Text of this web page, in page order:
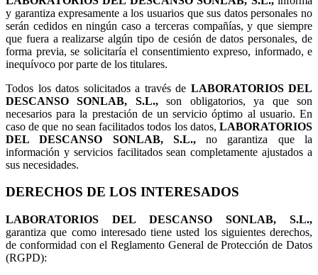
y garantiza expresamente a los usuarios que sus datos personales no
serán cedidos en ningún caso a terceras compañías, y que siempre
que fuera a realizarse algún tipo de cesión de datos personales, de
forma previa, se solicitaría el consentimiento expreso, informado, e
inequívoco por parte de los titulares.
Todos los datos solicitados a través de LABORATORIOS DEL
DESCANSO SONLAB, S.L.,son obligatorios, ya que son
necesarios para la prestación de un servicio óptimo al usuario. En
caso de que no sean facilitados todos los datos, LABORATORIOS
DEL DESCANSO SONLAB, S.L.,no garantiza que la
información y servicios facilitados sean completamente ajustados a
sus necesidades.
DERECHOS DE LOS INTERESADOS
LABORATORIOS DEL DESCANSO SONLAB, S.L.,
garantiza que como interesado tiene usted los siguientes derechos,
de conformidad con el Reglamento General de Protección de Datos
(RGPD):